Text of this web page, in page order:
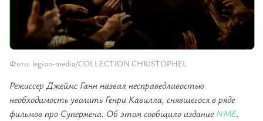
Фото: legion-media/COLLECTION CHRISTOPHEL
Режиссер Джеймс Ганн назвал несправедливостью
необходимость уволить Генри Кавилла, снявшегося в ряде
фильмов про Супермена. Об этом сообщило издание NME.